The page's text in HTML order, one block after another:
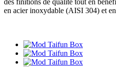
des finitions de qualité tout en
en acier inoxydable (AISI 304) et